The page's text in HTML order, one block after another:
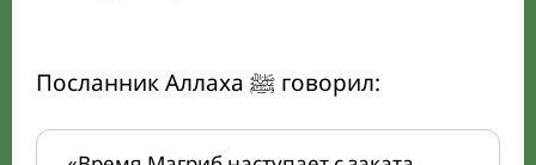
Посланник Аллаха ﷺ говорил: